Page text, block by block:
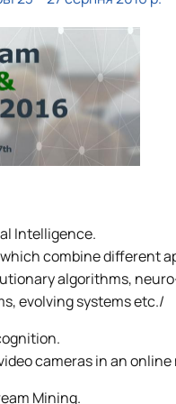
Intelligence.
combine different
algorithms,
evolving systems etc./
cameras in an
Mining.